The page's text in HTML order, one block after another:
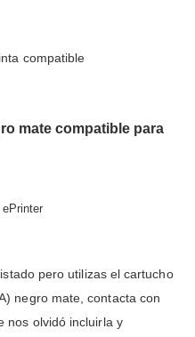
compatible
mate compatible para
pero utilizas el cartucho
negro mate, contacta con
nos olvidó incluirla y